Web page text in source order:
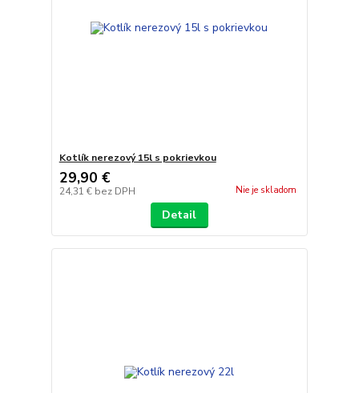
Kotlík nerezový 15l s pokrievkou
29,90 €
24,31 € bez DPH Nie je skladom
Detail